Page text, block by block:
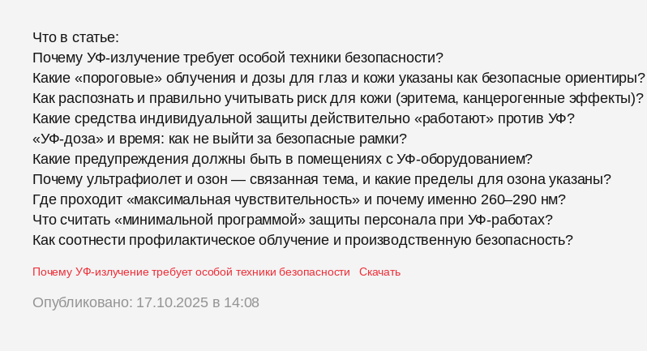
Что в статье:
Почему УФ-излучение требует особой техники безопасности?
Какие «пороговые» облучения и дозы для глаз и кожи указаны как безопасные ориентиры?
Как распознать и правильно учитывать риск для кожи (эритема, канцерогенные эффекты)?
Какие средства индивидуальной защиты действительно «работают» против УФ?
«УФ-доза» и время: как не выйти за безопасные рамки?
Какие предупреждения должны быть в помещениях с УФ-оборудованием?
Почему ультрафиолет и озон — связанная тема, и какие пределы для озона указаны?
Где проходит «максимальная чувствительность» и почему именно 260–290 нм?
Что считать «минимальной программой» защиты персонала при УФ-работах?
Как соотнести профилактическое облучение и производственную безопасность?
Почему УФ-излучение требует особой техники безопасности Скачать
Опубликовано: 17.10.2025 в 14:08